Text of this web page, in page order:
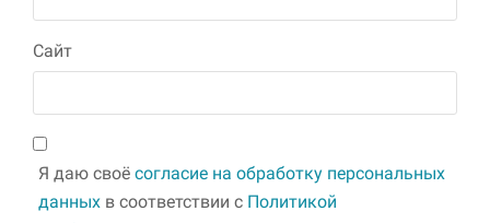
Сайт
Я даю своё согласие на обработку персональных
данных в соответствии с Политикой